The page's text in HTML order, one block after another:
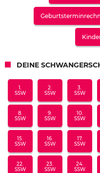
DEINE
1.
SSW
2.
SSW
3.
SSW
8.
SSW
9.
SSW
10.
SSW
15.
SSW
16.
SSW
17.
SSW
22.
SSW
23.
SSW
24.
SSW